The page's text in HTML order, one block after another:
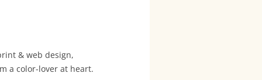
& web design,
a color-lover at heart.